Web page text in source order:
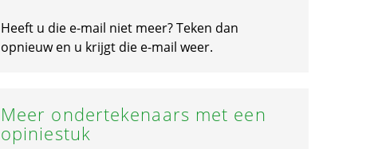
Heeft u die e-mail niet meer? Teken dan
opnieuw en u krijgt die e-mail weer.
Meer ondertekenaars met een
opiniestuk